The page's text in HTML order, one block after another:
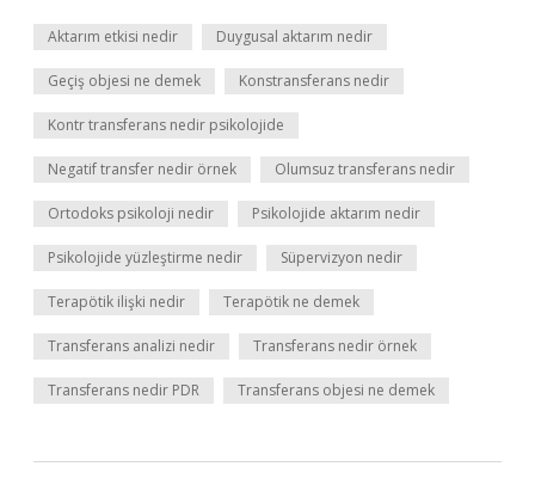
Aktarım etkisi nedir Duygusal aktarım nedir
Geçiş objesi ne demek Konstransferans nedir
Kontr transferans nedir psikolojide
Negatif transfer nedir örnek Olumsuz transferans nedir
Ortodoks psikoloji nedir Psikolojide aktarım nedir
Psikolojide yüzleştirme nedir Süpervizyon nedir
Terapötik ilişki nedir Terapötik ne demek
Transferans analizi nedir Transferans nedir örnek
Transferans nedir PDR Transferans objesi ne demek